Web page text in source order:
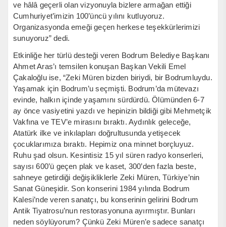
ve hâlâ geçerli olan vizyonuyla bizlere armağan ettiği
Cumhuriyet’imizin 100’üncü yılını kutluyoruz.
Organizasyonda emeği geçen herkese teşekkürlerimizi
sunuyoruz” dedi.
Etkinliğe her türlü desteği veren Bodrum Belediye Başkanı
Ahmet Aras’ı temsilen konuşan Başkan Vekili Emel
Çakaloğlu ise, “Zeki Müren bizden biriydi, bir Bodrumluydu.
Yaşamak için Bodrum’u seçmişti. Bodrum’da mütevazı
evinde, halkın içinde yaşamını sürdürdü. Ölümünden 6-7
ay önce vasiyetini yazdı ve hepinizin bildiği gibi Mehmetçik
Vakfına ve TEV’e mirasını bıraktı. Aydınlık geleceğe,
Atatürk ilke ve inkılapları doğrultusunda yetişecek
çocuklarımıza bıraktı. Hepimiz ona minnet borçluyuz.
Ruhu şad olsun. Kesintisiz 15 yıl süren radyo konserleri,
sayısı 600’ü geçen plak ve kaset, 300’den fazla beste,
sahneye getirdiği değişikliklerle Zeki Müren, Türkiye’nin
Sanat Güneşidir. Son konserini 1984 yılında Bodrum
Kalesi’nde veren sanatçı, bu konserinin gelirini Bodrum
Antik Tiyatrosu’nun restorasyonuna ayırmıştır. Bunları
neden söylüyorum? Çünkü Zeki Müren’e sadece sanatçı